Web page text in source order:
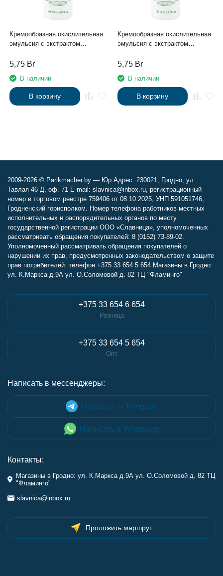
Кремообразная окислительная
эмульсия с экстрактом
протеинами 6% «ActiOx», 150
5,75 Br
В наличии
В корзину
Кремообразная окислительная
эмульсия с экстрактом
протеинами 3% «ActiOx», 150
5,75 Br
В наличии
В корзину
2009-2026 © Parikmacher.by — Юр.Адрес: 230021, Гродно, ул.
Тавлая 46 Д, оф. 71 E-mail: slavnica@inbox.ru, регистрационный
номер в торговом реестре 759406 от 08.10.2025, УНП 591051746,
Гродненский горисполком. Номер телефона работников местных
исполнительных и распорядительных органов по месту
государственной регистрации ООО «Славница», уполномоченных
рассматривать обращения покупателей: 8 (0152) 73-89-02.
Уполномоченный рассматривать обращения покупателей о
нарушении их прав, предусмотренных законодательством о защите
прав потребителей: телефон +375 33 654 5 654 Магазины в Гродно:
ул. К.Маркса д.9А ул. О.Соломовой д. 82 ТЦ "Фламинго"
+375 33 654 6 654
Розница
+375 33 654 5 654
Опт
Написать в мессенджеры:
Написать в Telegram
Написать в Whatsapp
Контакты:
Магазины в Гродно: ул. К.Маркса д.9А ул. О.Соломовой д. 82 ТЦ
"Фламинго"
slavnica@inbox.ru
Проложить маршрут